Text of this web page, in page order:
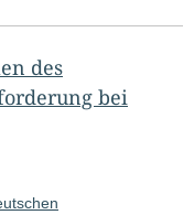
des
bei